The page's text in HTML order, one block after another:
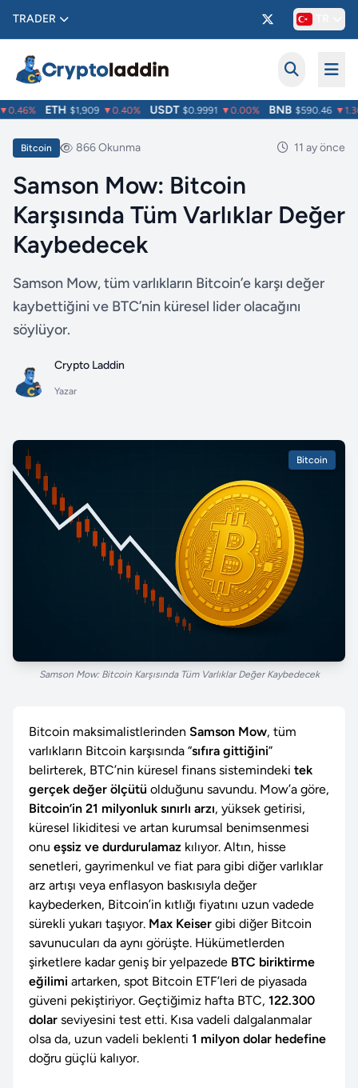
TRADER
ETH $1,909 ▼0.40% USDT $0.9991 ▼0.00% BNB $590.46
Bitcoin 866 Okunma 11 ay önce
Samson Mow: Bitcoin
Karşısında Tüm Varlıklar Değer
Kaybedecek
Samson Mow, tüm varlıkların Bitcoin’e karşı değer
kaybettiğini ve BTC’nin küresel lider olacağını
söylüyor.
Crypto Laddin
Yazar
Bitcoin
Samson Mow: Bitcoin Karşısında Tüm Varlıklar Değer Kaybedecek
Bitcoin maksimalistlerinden Samson Mow, tüm
varlıkların Bitcoin karşısında “sıfıra gittiğini”
belirterek, BTC’nin küresel finans sistemindeki tek
gerçek değer ölçütü olduğunu savundu. Mow’a göre,
Bitcoin’in 21 milyonluk sınırlı arzı, yüksek getirisi,
küresel likiditesi ve artan kurumsal benimsenmesi
onu eşsiz ve durdurulamaz kılıyor. Altın, hisse
senetleri, gayrimenkul ve fiat para gibi diğer varlıklar
arz artışı veya enflasyon baskısıyla değer
kaybederken, Bitcoin’in kıtlığı fiyatını uzun vadede
sürekli yukarı taşıyor. Max Keiser gibi diğer Bitcoin
savunucuları da aynı görüşte. Hükümetlerden
şirketlere kadar geniş bir yelpazede BTC biriktirme
eğilimi artarken, spot Bitcoin ETF’leri de piyasada
güveni pekiştiriyor. Geçtiğimiz hafta BTC, 122.300
dolar seviyesini test etti. Kısa vadeli dalgalanmalar
olsa da, uzun vadeli beklenti 1 milyon dolar hedefine
doğru güçlü kalıyor.